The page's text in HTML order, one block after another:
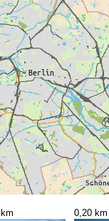
0,20 km